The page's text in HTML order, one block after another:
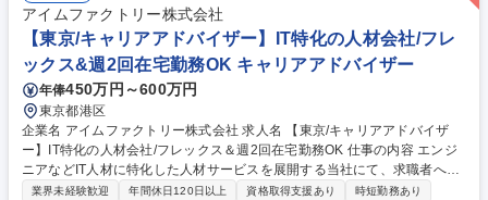
遇・勤務地など）のヒアリング ■条件に合った求職者のご紹介 ■人材採用
に向けてのコンサルティングやアドバイスの実施 など 募集職種 【キャリ
アアドバイザー】ペット領域向け転職支援業界No.1/インセンティブ有
アイムファクトリー株式会社
【東京/キャリアアドバイザー】IT特化の人材会社/フレ
ックス&週2回在宅勤務OK キャリアアドバイザー
年俸450万円～600万円
東京都港区
企業名 アイムファクトリー株式会社 求人名 【東京/キャリアアドバイザ
ー】IT特化の人材会社/フレックス＆週2回在宅勤務OK 仕事の内容 エンジ
ニアなどIT人材に特化した人材サービスを展開する当社にて、求職者への
面談やキャリア相談など転職支援を行います。企業の現場と密に連携でき
業界未経験歓迎 年間休日120日以上 資格取得支援あり
時短勤務あり